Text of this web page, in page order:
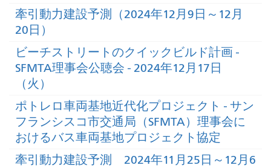
牽引動力建設予測（2024年12月9日～12月
20日）
ビーチストリートのクイックビルド計画 -
SFMTA理事会公聴会 - 2024年12月17日
（火）
ポトレロ車両基地近代化プロジェクト - サン
フランシスコ市交通局（SFMTA）理事会に
おけるバス車両基地プロジェクト協定
牽引動力建設予測 2024年11月25日～12月6